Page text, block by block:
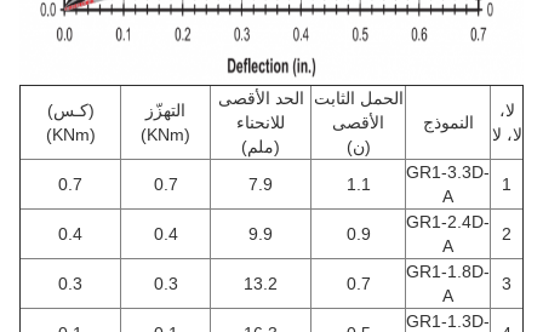
لا،
لا، لا
النموذج
الحمل الثابت
الأقصى
(ن)
الحد الأقصى
للانحناء
(ملم)
التهزّز
(كـس)
GR1-3.3D-
A
1.1
7.9
0.7
0.7
GR1-2.4D-
A
0.9
9.9
0.4
0.4
GR1-1.8D-
A
0.7
13.2
0.3
0.3
GR1-1.3D-